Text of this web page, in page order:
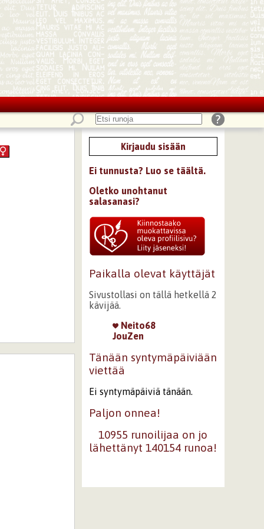
Kirjaudu sisään
Ei tunnusta? Luo se täältä.
Oletko unohtanut
salasanasi?
Paikalla olevat käyttäjät
Sivustollasi on tällä hetkellä 2
kävijää.
Neito68
JouZen
Tänään syntymäpäiviään
viettää
Ei syntymäpäiviä tänään.
Paljon onnea!
10955 runoilijaa on jo
lähettänyt 140154 runoa!